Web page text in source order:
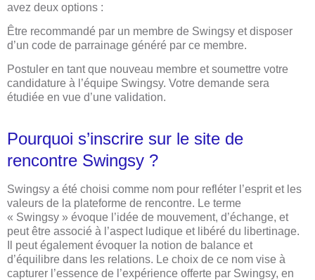
avez deux options :
Être recommandé par un membre de Swingsy et disposer
d’un code de parrainage généré par ce membre.
Postuler en tant que nouveau membre et soumettre votre
candidature à l’équipe Swingsy. Votre demande sera
étudiée en vue d’une validation.
Pourquoi s’inscrire sur le site de
rencontre Swingsy ?
Swingsy a été choisi comme nom pour refléter l’esprit et les
valeurs de la plateforme de rencontre. Le terme
« Swingsy » évoque l’idée de mouvement, d’échange, et
peut être associé à l’aspect ludique et libéré du libertinage.
Il peut également évoquer la notion de balance et
d’équilibre dans les relations. Le choix de ce nom vise à
capturer l’essence de l’expérience offerte par Swingsy, en